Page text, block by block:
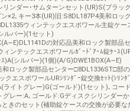
リンダー･サムターンセット(UR)S(ブラッ
×2､キー3本(UR)旧:S8DL187P4美和ロッ
ウィンテックエスポワール主錠ケー
ルバー)(1セット)
の対応品美和ロック製部品
ィンテックエスポワールｶﾞｰﾄﾞｱｰﾑ錠ｹｰｽ
)A(シルバー)(1個)(A/G)DWE1BOX(A∼E)
和ロック製部品センター□8DL1336ST□部
クエスポワールURｼﾘﾝﾀﾞｰ錠交換ｾｯﾄ(ｼﾘﾝﾀ
ライトグレー)G(ゴールド)(1セット)､コー
グレー:A､ゴールド:Gディスクシリンダーか
ときのセット(補助錠ケースの交換が必要な